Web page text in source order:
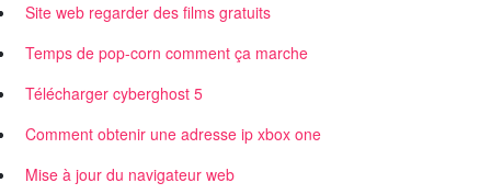
Site web regarder des films gratuits
Temps de pop-corn comment ça marche
Télécharger cyberghost 5
Comment obtenir une adresse ip xbox one
Mise à jour du navigateur web